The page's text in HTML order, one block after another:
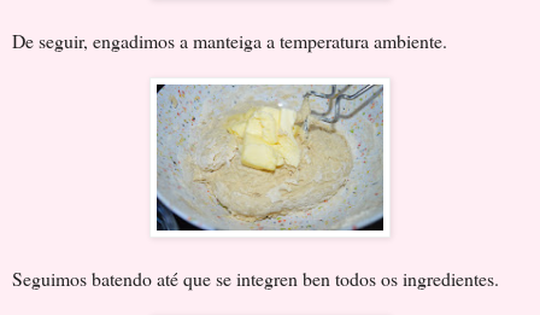
De seguir, engadimos a manteiga a temperatura ambiente.
Seguimos batendo até que se integren ben todos os ingredientes.